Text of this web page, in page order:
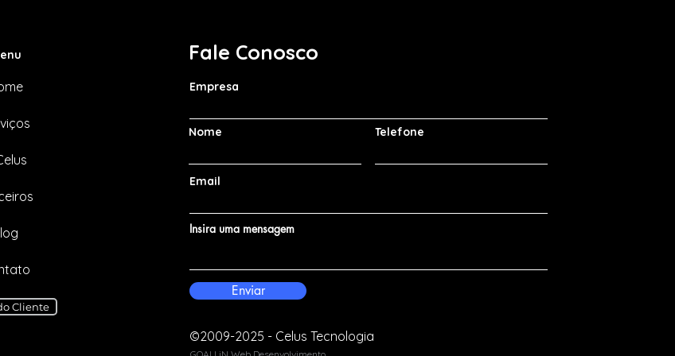
a
implantação — o passo a
suporte de TI da sua
empresa
TECNOLOGIA
Cliente
Fale Conosco
Empresa
Nome Telefone
Email
Insira uma mensagem
Enviar
©2009-2025 - Celus Tecnologia